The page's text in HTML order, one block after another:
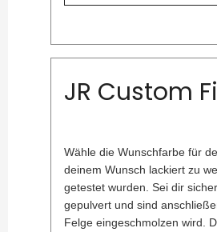
JR Custom
Wähle die Wunschfarbe für
deinem Wunsch lackiert zu
getestet wurden. Sei dir
gepulvert und sind
Felge eingeschmolzen wird.